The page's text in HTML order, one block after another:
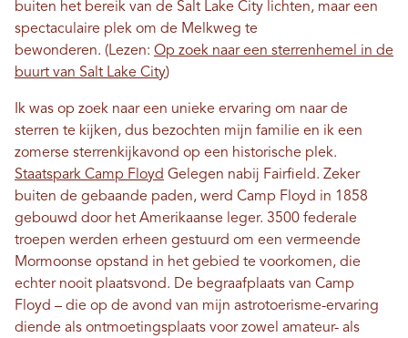
buiten het bereik van de Salt Lake City lichten, maar een
spectaculaire plek om de Melkweg te
bewonderen. (Lezen: Op zoek naar een sterrenhemel in de
buurt van Salt Lake City)
Ik was op zoek naar een unieke ervaring om naar de
sterren te kijken, dus bezochten mijn familie en ik een
zomerse sterrenkijkavond op een historische plek.
Staatspark Camp Floyd Gelegen nabij Fairfield. Zeker
buiten de gebaande paden, werd Camp Floyd in 1858
gebouwd door het Amerikaanse leger. 3500 federale
troepen werden erheen gestuurd om een ​​vermeende
Mormoonse opstand in het gebied te voorkomen, die
echter nooit plaatsvond. De begraafplaats van Camp
Floyd – die op de avond van mijn astrotoerisme-ervaring
diende als ontmoetingsplaats voor zowel amateur- als